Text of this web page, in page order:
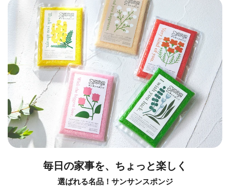
毎日の家事を、ちょっと楽しく
選ばれる名品！サンサンスポンジ